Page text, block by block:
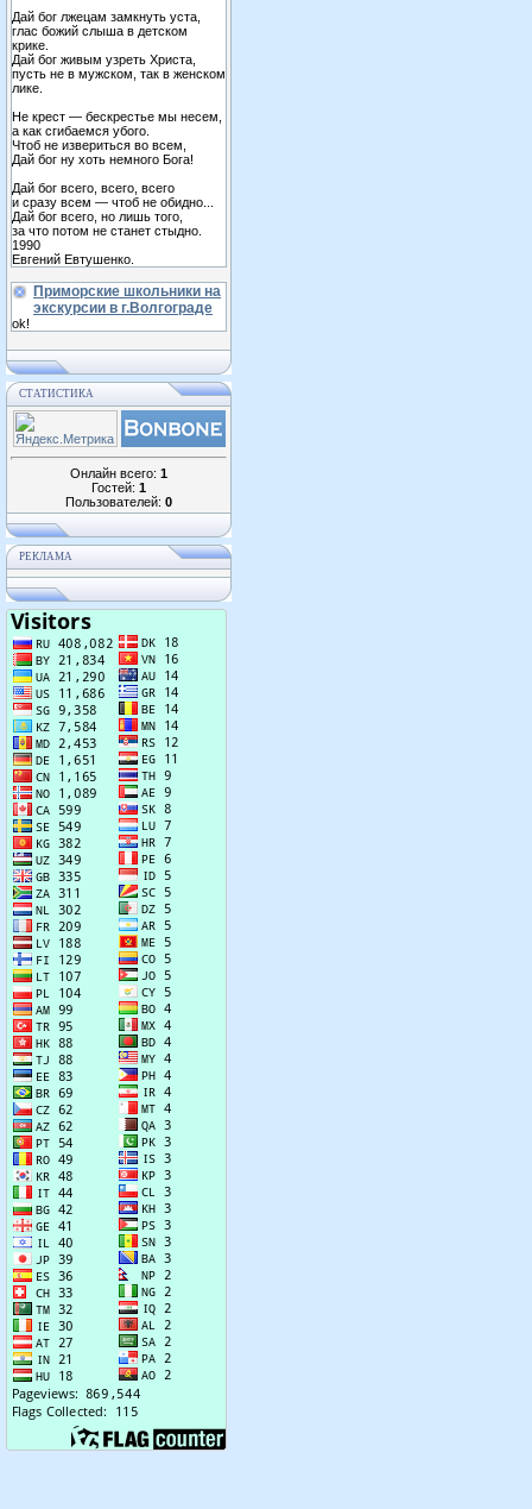
Дай бог лжецам замкнуть уста,
глас божий слыша в детском
крике.
Дай бог живым узреть Христа,
пусть не в мужском, так в женском
лике.
Не крест — бескрестье мы несем,
а как сгибаемся убого.
Чтоб не извериться во всем,
Дай бог ну хоть немного Бога!
Дай бог всего, всего, всего
и сразу всем — чтоб не обидно...
Дай бог всего, но лишь того,
за что потом не станет стыдно.
1990
Евгений Евтушенко.
Приморские школьники на
экскурсии в г.Волгограде
ok!
СТАТИСТИКА
Онлайн всего: 1
Гостей: 1
Пользователей: 0
РЕКЛАМА